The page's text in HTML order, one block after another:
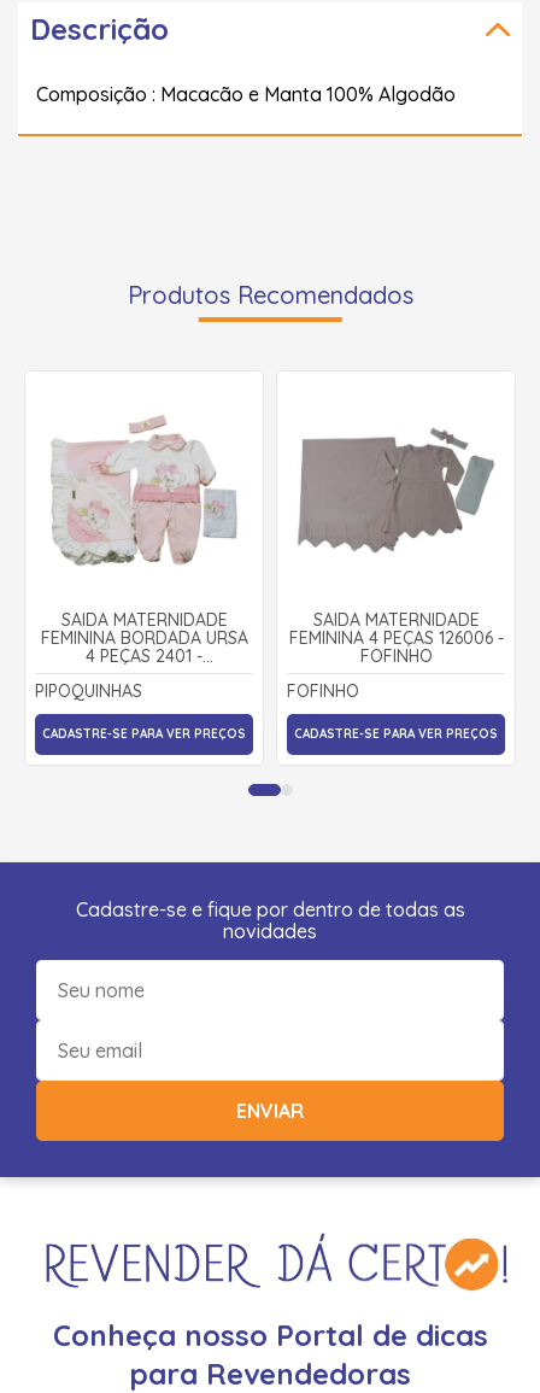
Descrição
Composição : Macacão e Manta 100% Algodão
Produtos Recomendados
SAIDA MATERNIDADE
FEMININA BORDADA URSA
4 PEÇAS 2401 -
PIPOQUINHAS
PIPOQUINHAS
CADASTRE-SE PARA VER PREÇOS
SAIDA MATERNIDADE
FEMININA 4 PEÇAS 126006 -
FOFINHO
FOFINHO
CADASTRE-SE PARA VER PREÇOS
Cadastre-se e fique por dentro de todas as
novidades
ENVIAR
Conheça nosso Portal de dicas
para Revendedoras